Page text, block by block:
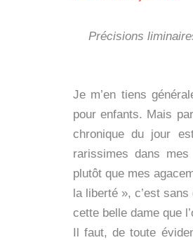
Précisions
Je m’en tiens
pour enfants. Mais
chronique du jour
rarissimes dans
plutôt que mes
la liberté », c’est
cette belle dame que
Il faut, de toute